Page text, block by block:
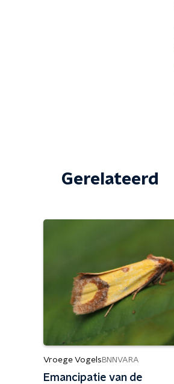
Gerelateerd
Vroege Vogels BNNVARA
Emancipatie van de